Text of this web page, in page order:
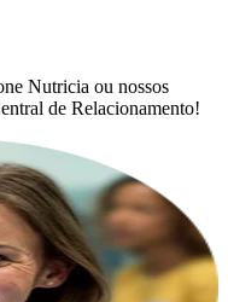
Nutricia ou nossos
de Relacionamento!